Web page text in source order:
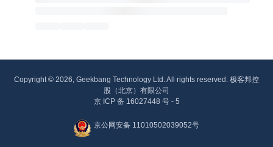
Copyright © 2026, Geekbang Technology Ltd. All rights reserved. 极客邦控
股（北京）有限公司
京 ICP 备 16027448 号 - 5
京公网安备 11010502039052号